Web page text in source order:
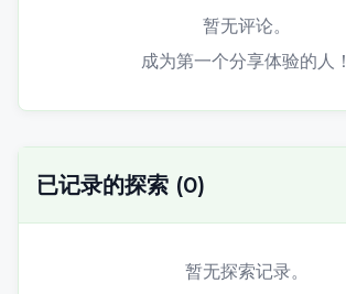
暂无评论。
成为第一个分享体验的人！
已记录的探索 (0)
暂无探索记录。